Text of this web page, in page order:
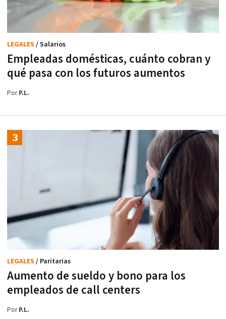
Empleadas domésticas, cuánto cobran y
qué pasa con los futuros aumentos
LEGALES / Salarios
PorP.L.
Aumento de sueldo y bono para los
empleados de call centers
LEGALES / Paritarias
PorP.L.